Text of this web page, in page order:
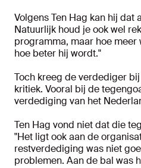
Volgens Ten Hag kan hij dat
Natuurlijk houd je ook wel
programma, maar hoe
hoe beter hij wordt."
Toch kreeg de verdediger
kritiek. Vooral bij de
verdediging van het
Ten Hag vond niet dat die
"Het ligt ook aan de
restverdediging was niet
problemen. Aan de bal was